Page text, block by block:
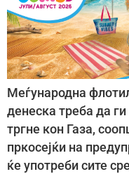
Меѓународна
денеска треба да
тргне кон Газа,
пркосејќи на
ќе употреби сите